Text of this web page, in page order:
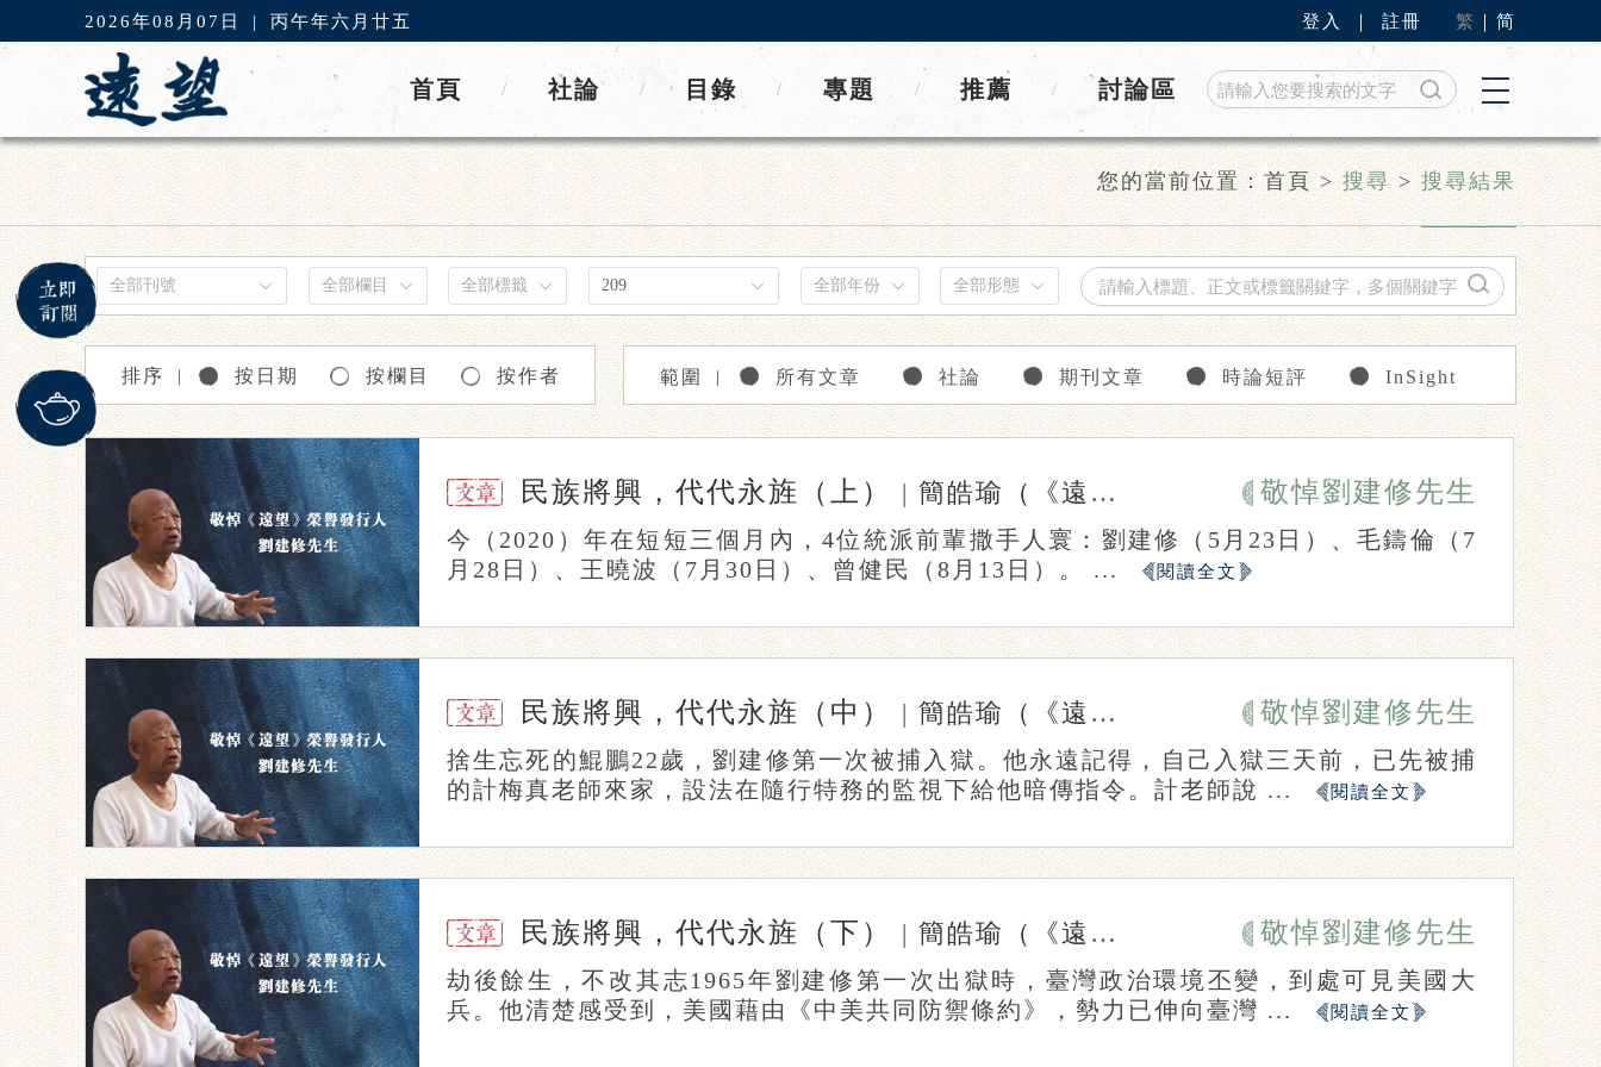
2026年08月07日 | 丙午年六月廿五 登入 註冊 繁 简
首頁 / 社論 / 目錄 / 專題 / 推薦 / 討論區
您的當前位置：首頁>搜尋>搜尋結果
排序 ｜ 按日期 按欄目 按作者 範圍 ｜ 所有文章 社論 期刊文章 時論短評 InSight
民族將興，代代永旌（上） | 簡皓瑜（《遠望》發行人） 敬悼劉建修先生
今（2020）年在短短三個月內，4位統派前輩撒手人寰：劉建修（5月23日）、毛鑄倫（7
月28日）、王曉波（7月30日）、曾健民（8月13日）。 ...
閱讀全文
民族將興，代代永旌（中） | 簡皓瑜（《遠望》發行人） 敬悼劉建修先生
捨生忘死的鯤鵬22歲，劉建修第一次被捕入獄。他永遠記得，自己入獄三天前，已先被捕
的計梅真老師來家，設法在隨行特務的監視下給他暗傳指令。計老師說 ...
閱讀全文
民族將興，代代永旌（下） | 簡皓瑜（《遠望》發行人） 敬悼劉建修先生
劫後餘生，不改其志1965年劉建修第一次出獄時，臺灣政治環境丕變，到處可見美國大
兵。他清楚感受到，美國藉由《中美共同防禦條約》，勢力已伸向臺灣 ...
閱讀全文